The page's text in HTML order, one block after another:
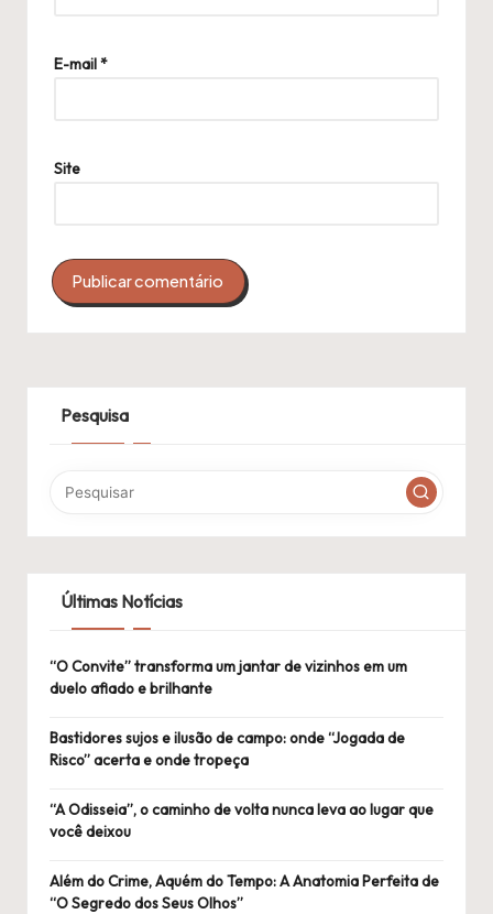
E-mail*
Site
Pesquisa
Últimas Notícias
“O Convite” transforma um jantar de vizinhos em um
duelo afiado e brilhante
Bastidores sujos e ilusão de campo: onde “Jogada de
Risco” acerta e onde tropeça
“A Odisseia”, o caminho de volta nunca leva ao lugar que
você deixou
Além do Crime, Aquém do Tempo: A Anatomia Perfeita de
“O Segredo dos Seus Olhos”